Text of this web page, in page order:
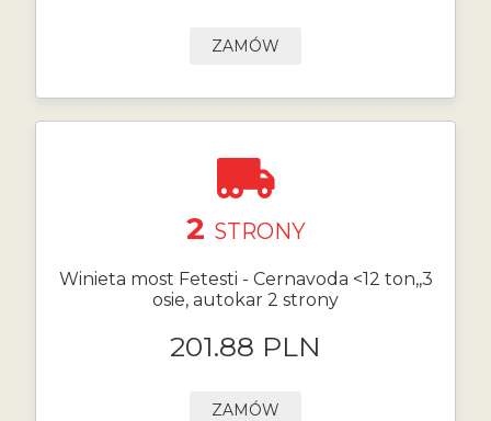
ZAMÓW
2 STRONY
Winieta most Fetesti - Cernavoda <12 ton,,3
osie, autokar 2 strony
201.88 PLN
ZAMÓW